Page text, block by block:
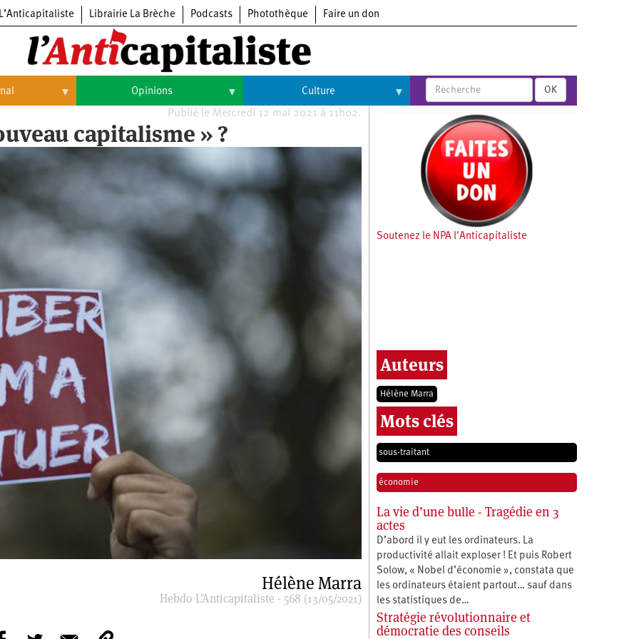
L’Anticapitaliste Librairie La Brèche Podcasts Photothèque Faire un don
Opinions Culture
Arts
Cinéma
OK
Publié le Mercredi 12 mai 2021 à 11h02.
capitalisme » ?
Hélène Marra
Hebdo L’Anticapitaliste - 568 (13/05/2021)
Soutenez le NPA l'Anticapitaliste
Auteurs
Hélène Marra
Mots clés
sous-traitant
économie
La vie d’une bulle - Tragédie en 3
actes
D’abord il y eut les ordinateurs. La
productivité allait exploser ! Et puis Robert
Solow, « Nobel d’économie », constata que
les ordinateurs étaient partout… sauf dans
les statistiques de…
Stratégie révolutionnaire et
démocratie des conseils